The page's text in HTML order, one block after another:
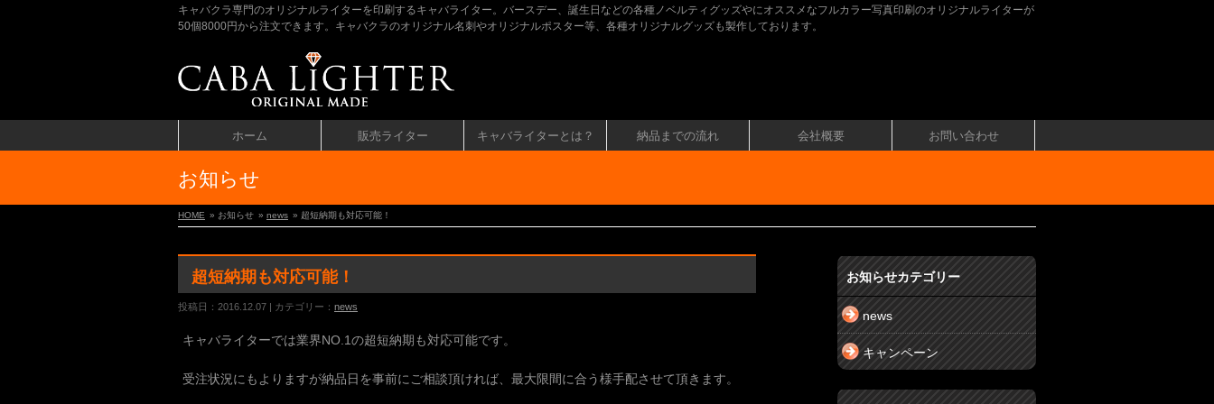
キャバクラ専門のオリジナルライターを印刷するキャバライター。バースデー、誕生日などの各種ノベルティグッズやにオススメなフルカラー写真印刷のオリジナルライターが
50個8000円から注文できます。キャバクラのオリジナル名刺やオリジナルポスター等、各種オリジナルグッズも製作しております。
ホーム 販売ライター キャバライターとは？ 納品までの流れ 会社概要 お問い合わせ
お知らせ
HOME » お知らせ » news » 超短納期も対応可能！
超短納期も対応可能！
投稿日：2016.12.07 | カテゴリー： news
キャバライターでは業界NO.1の超短納期も対応可能です。
受注状況にもよりますが納品日を事前にご相談頂ければ、最大限間に合う様手配させて頂きます。
お知らせカテゴリー
news
キャンペーン